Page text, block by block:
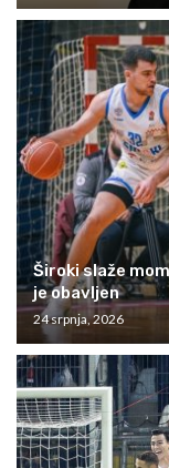
Široki slaže
je obavljen
24 srpnja, 2026